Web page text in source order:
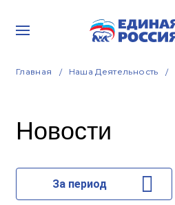
Главная Наша Деятельность
Новости
За период